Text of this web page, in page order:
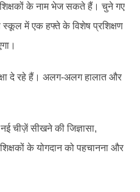
के नाम भेज सकते हैं। चुने गए
स्कूल में एक हफ्ते के विशेष प्रशिक्षण
दे रहे हैं। अलग-अलग हालात और
चीज़ें सीखने की जिज्ञासा,
के योगदान को पहचानना और